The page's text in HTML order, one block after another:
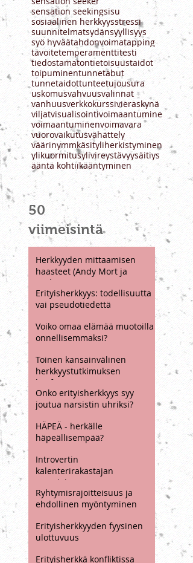
ryhtymisrajoitteisuus
sairastuminenselviytyminen
sensation seeker
sensation seekingsisu
sosiaalinen herkkyysstressi
suunnitelmatsydänsyyllisyys
syö hyväätahdonvoimatapping
tavoitetemperamenttitesti
tiedostamatontietoisuustaidot
toipuminentunnetabut
tunnetaidottunteetujousura
uskomusvahvuusvalinnat
vanhuusverkkokurssivieraskynä
viljatvisualisointivoimaantumine
voimaantuminenvoimavara
vuorovaikutusvähättely
väärinymmkäsit yliherkistyminen
ylikuormitusylivire
äitiys
ääntä kohti
ïkääntyminen
50
viimeisintä
Herkkyyden mittaamisen
haasteet (Andy Mort ja
Andrew May)
Erityisherkkyys: todellisuutta
vai pseudotiedettä
Voiko omaa elämää muotoilla
onnellisemmaksi?
Toinen kansainvälinen
herkkyystutkimuksen
konferenssi 22.4.2024 -
koonti esityksistä
Onko erityisherkkyys syy
joutua narsistin uhriksi?
HÄPEÄ - herkälle
häpeällisempää?
Introvertin
kalenterirakastajan
Ryhtymisrajoitteisuus ja
ehdollinen myöntyminen
Erityisherkkyyden fyysinen